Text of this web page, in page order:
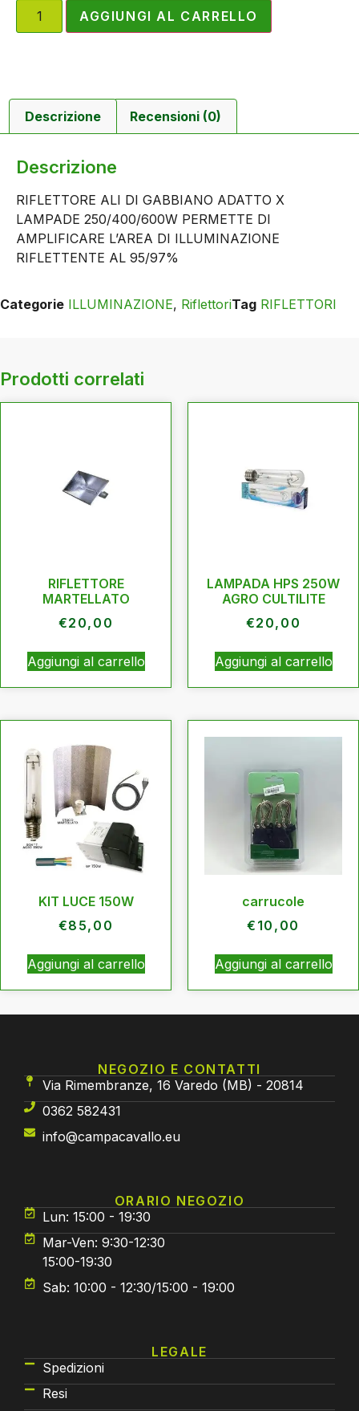
AGGIUNGI AL CARRELLO
Descrizione Recensioni (0)
Descrizione
RIFLETTORE ALI DI GABBIANO ADATTO X
LAMPADE 250/400/600W PERMETTE DI
AMPLIFICARE L’AREA DI ILLUMINAZIONE
RIFLETTENTE AL 95/97%
Categorie ILLUMINAZIONE, RiflettoriTag RIFLETTORI
Prodotti correlati
RIFLETTORE
MARTELLATO
€20,00
Aggiungi al carrello
LAMPADA HPS 250W
AGRO CULTILITE
€20,00
Aggiungi al carrello
KIT LUCE 150W
€85,00
Aggiungi al carrello
carrucole
€ 10,00
Aggiungi al carrello
NEGOZIO E CONTATTI
Via Rimembranze, 16 Varedo (MB) - 20814
0362 582431
info@campacavallo.eu
ORARIO NEGOZIO
Lun: 15:00 - 19:30
Mar-Ven: 9:30-12:30
15:00-19:30
Sab: 10:00 - 12:30/15:00 - 19:00
LEGALE
Spedizioni
Resi